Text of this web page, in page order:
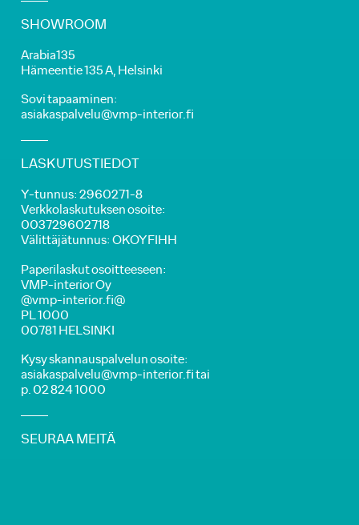
SHOWROOM
Arabia135
Hämeentie 135 A, Helsinki
Sovi tapaaminen:
asiakaspalvelu@vmp-interior.fi
LASKUTUSTIEDOT
Y-tunnus: 2960271-8
Verkkolaskutuksen osoite:
003729602718
Välittäjätunnus: OKOYFIHH
Paperilaskut osoitteeseen:
VMP-interior Oy
@vmp-interior.fi@
PL 1000
00781 HELSINKI
Kysy skannauspalvelun osoite:
asiakaspalvelu@vmp-interior.fi tai
p. 02 824 1000
SEURAA MEITÄ